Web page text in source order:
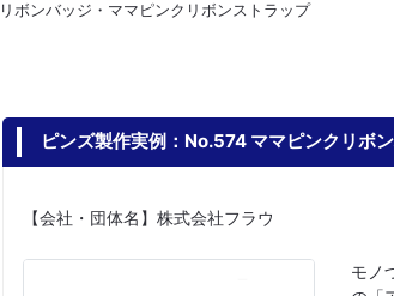
ボンバッジ・ママピンクリボンストラップ
ピンズ製作実例：No.574 ママピンクリボ
【会社・団体名】株式会社フラウ
モノ